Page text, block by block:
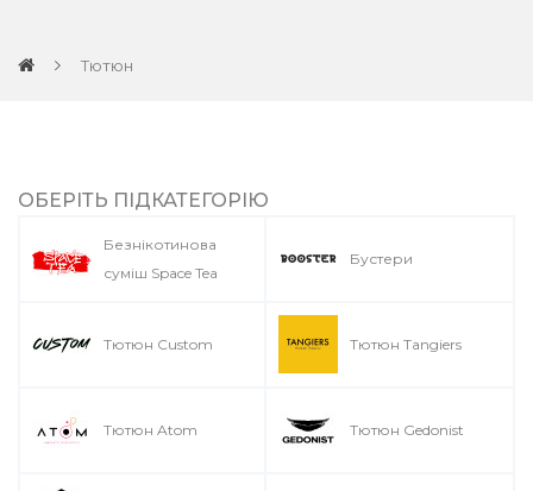
Тютюн
ОБЕРІТЬ ПІДКАТЕГОРІЮ
Безнікотинова
суміш Space Tea
Бустери
Тютюн Custom Тютюн Tangiers
Тютюн Atom Тютюн Gedonist